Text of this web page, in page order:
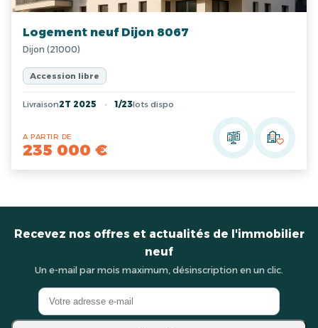
Logement neuf Dijon 8067
Dijon (21000)
Accession libre
Livraison2T 2025 1/23lots dispo
A PARTIR DE
235 000 €
Recevez nos offres et actualités de l'immobilier
neuf
Un e-mail par mois maximum, désinscription en un clic.